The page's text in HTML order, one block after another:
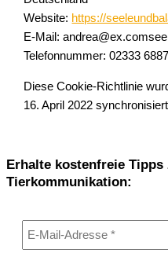
Website: https://
E-Mail:andrea@ex.com
Telefonnummer: 02333
Diese Cookie-Richtlinie
16. April 2022
Erhalte kostenfreie
Tierkommunikation: